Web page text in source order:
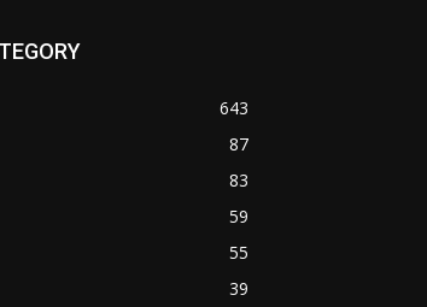
643
87
83
59
55
39